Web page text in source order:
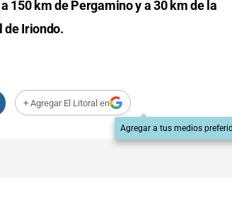
150 km de Pergamino y a 30 km de la
de Iriondo.
+ Agregar El Litoral en
Agregar a tus medios